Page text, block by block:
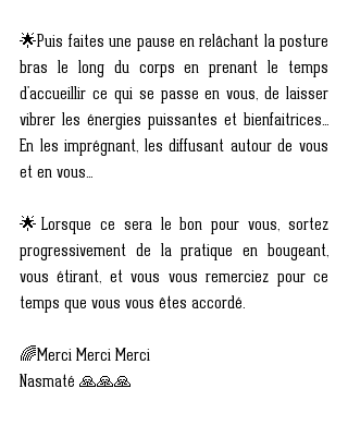
🌟Puis faites une pause en relâchant la posture
bras le long du corps en prenant le temps
d'accueillir ce qui se passe en vous, de laisser
vibrer les énergies puissantes et bienfaitrices...
En les imprégnant, les diffusant autour de vous
et en vous...
🌟Lorsque ce sera le bon pour vous, sortez
progressivement de la pratique en bougeant,
vous étirant, et vous vous remerciez pour ce
temps que vous vous êtes accordé.
🌈Merci Merci Merci
Nasmaté 🙏🙏🙏